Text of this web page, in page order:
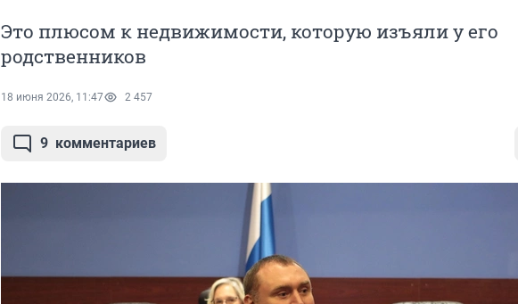
Это плюсом к недвижимости, которую изъяли у его
родственников
18 июня 2026, 11:47 2 457
9 комментариев